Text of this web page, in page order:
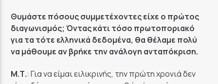
Θυμάστε πόσους συμμετέχοντες είχε ο πρώτος
διαγωνισμός; Όντας κάτι τόσο πρωτοποριακό
για τα τότε ελληνικά δεδομένα, θα θέλαμε πολύ
να μάθουμε αν βρήκε την ανάλογη ανταπόκριση.
Μ.Τ.: Για να είμαι ειλικρινής, την πρώτη χρονιά δεν